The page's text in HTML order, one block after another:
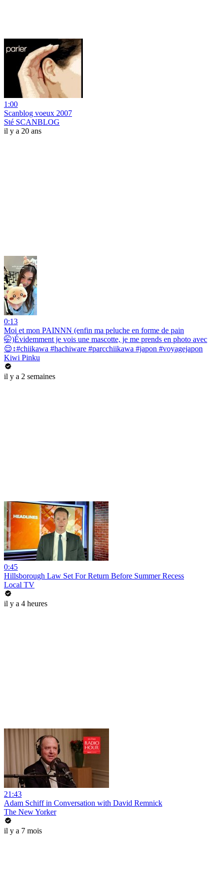
1:00
Scanblog voeux 2007
Sté SCANBLOG
il y a 20 ans
0:13
Moi et mon PAINNN (enfin ma peluche en forme de pain
🤭)Évidemment je vois une mascotte, je me prends en photo avec
😌↕️#chiikawa #hachiware #parcchiikawa #japon #voyagejapon
Kiwi Pinku
il y a 2 semaines
0:45
Hillsborough Law Set For Return Before Summer Recess
Local TV
il y a 4 heures
21:43
Adam Schiff in Conversation with David Remnick
The New Yorker
il y a 7 mois